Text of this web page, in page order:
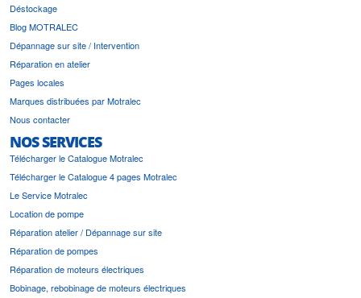
Déstockage
Blog MOTRALEC
Dépannage sur site / Intervention
Réparation en atelier
Pages locales
Marques distribuées par Motralec
Nous contacter
NOS SERVICES
Télécharger le Catalogue Motralec
Télécharger le Catalogue 4 pages Motralec
Le Service Motralec
Location de pompe
Réparation atelier / Dépannage sur site
Réparation de pompes
Réparation de moteurs électriques
Bobinage, rebobinage de moteurs électriques